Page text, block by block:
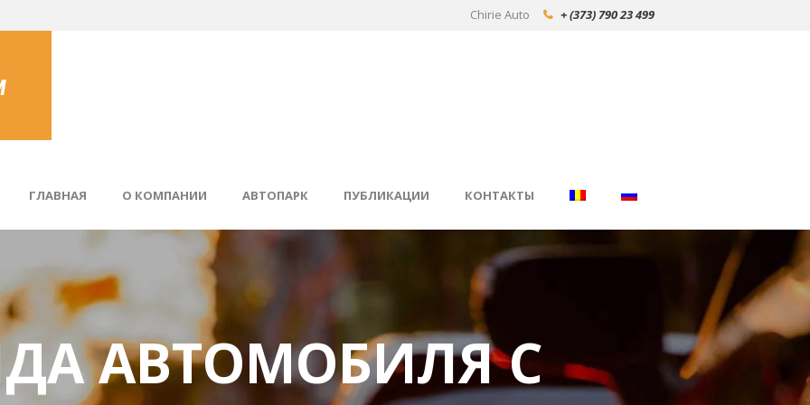
Chirie Auto + (373) 790 23 499
ГЛАВНАЯ О КОМПАНИИ АВТОПАРК ПУБЛИКАЦИИ КОНТАКТЫ
АВТОМОБИЛЯ С